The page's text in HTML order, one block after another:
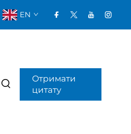
EN
Отримати
цитату